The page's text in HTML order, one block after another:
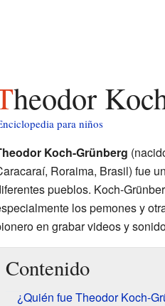
Theodor
para niños
Koch-Grünberg
Roraima, Brasil) fue un
pueblos. Koch-
los pemones y
en grabar videos y
Contenido
¿Quién fue Theodor Koch-